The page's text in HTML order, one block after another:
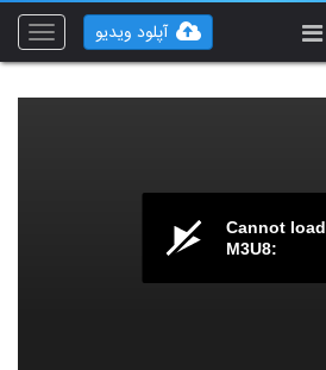
Toggle
آپلود ویدیو
Cannot load
M3U8: